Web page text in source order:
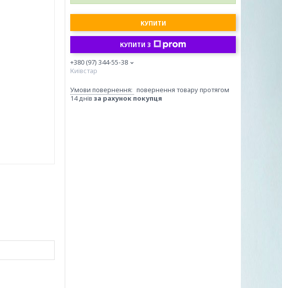
КУПИТИ
КУПИТИ З
+380 (97) 344-55-38
Киівстар
повернення товару протягом
14 днів за рахунок покупця